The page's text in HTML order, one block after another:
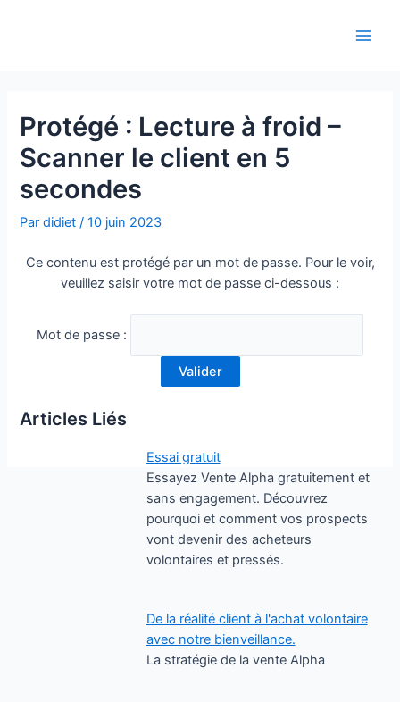
Protégé : Lecture à froid –
Scanner le client en 5
secondes
Pardidiet/10 juin 2023
Ce contenu est protégé par un mot de passe. Pour le voir,
veuillez saisir votre mot de passe ci-dessous :
Mot de passe :
Articles Liés
Essai gratuit
Essayez Vente Alpha gratuitement et
sans engagement. Découvrez
pourquoi et comment vos prospects
vont devenir des acheteurs
volontaires et pressés.
De la réalité client à l'achat volontaire
avec notre bienveillance.
La stratégie de la vente Alpha